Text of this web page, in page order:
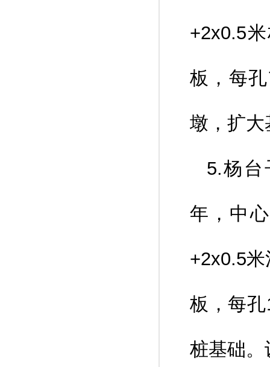
+2x0.5
板，每
墩，扩
5.杨台
年，中
+2x0.5
板，每
桩基础